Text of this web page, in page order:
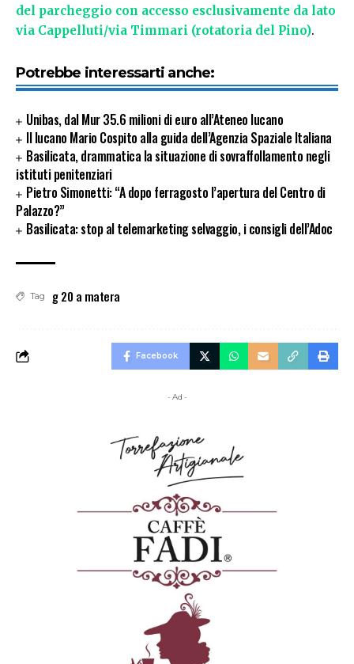
del parcheggio con accesso esclusivamente da lato
via Cappelluti/via Timmari (rotatoria del Pino).
Potrebbe interessarti anche:
Unibas, dal Mur 35.6 milioni di euro all’Ateneo lucano
Il lucano Mario Cospito alla guida dell’Agenzia Spaziale Italiana
Basilicata, drammatica la situazione di sovraffollamento negli
istituti penitenziari
Pietro Simonetti: “A dopo ferragosto l’apertura del Centro di
Palazzo?”
Basilicata: stop al telemarketing selvaggio, i consigli dell’Adoc
Tag g 20 a matera
Facebook
- Ad -